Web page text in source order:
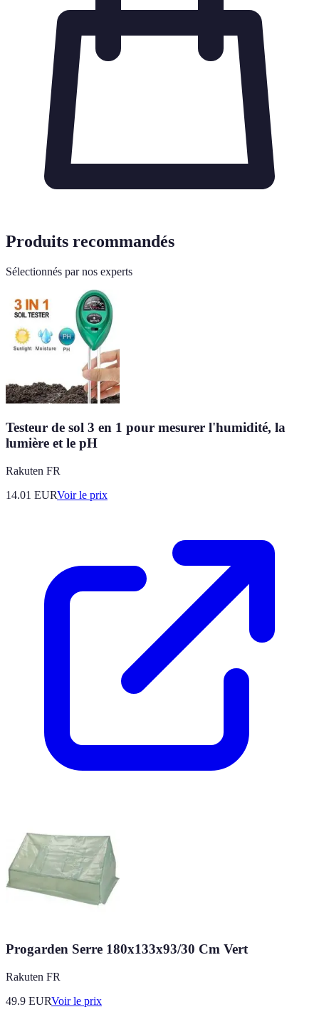
Produits recommandés
Sélectionnés par nos experts
Testeur de sol 3 en 1 pour mesurer l'humidité, la
lumière et le pH
Rakuten FR
14.01 EURVoir le prix
Progarden Serre 180x133x93/30 Cm Vert
Rakuten FR
49.9 EURVoir le prix